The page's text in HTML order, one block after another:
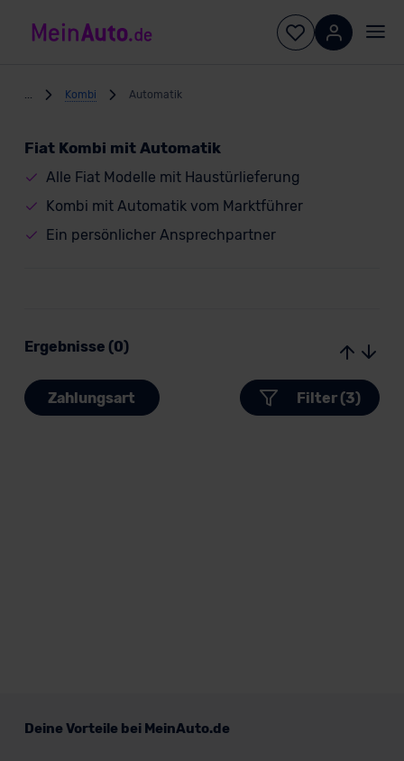
Kombi Automatik
Fiat Kombi mit Automatik
Alle Fiat Modelle mit Haustürlieferung
Kombi mit Automatik vom Marktführer
Ein persönlicher Ansprechpartner
Ergebnisse (0)
Zahlungsart Filter (3)
Deine Vorteile bei MeinAuto.de